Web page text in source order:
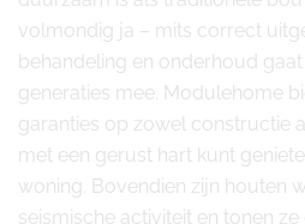
volmondig ja – mits correct
behandeling en onderhoud
generaties mee. Modulehome
garanties op zowel constructie
met een gerust hart kunt
woning. Bovendien zijn houten
seismische activiteit en tonen